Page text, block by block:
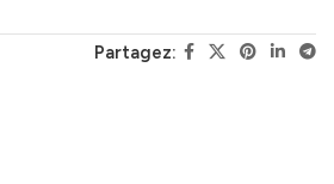
Partagez: